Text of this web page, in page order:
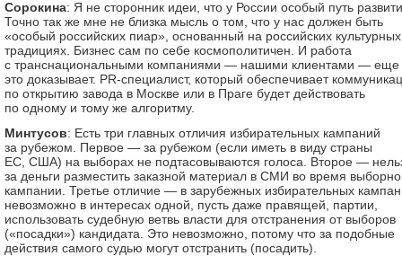
Сорокина: Я не сторонник идеи, что у России особый путь
Точно так же мне не близка мысль о том, что у нас должен быть
«особый российских пиар», основанный на российских культурных
традициях. Бизнес сам по себе космополитичен. И работа
с транснациональными компаниями — нашими клиентами — еще
это доказывает. PR-специалист, который обеспечивает
по открытию завода в Москве или в Праге будет действовать
по одному и тому же алгоритму.
Минтусов: Есть три главных отличия избирательных кампаний
за рубежом. Первое — за рубежом (если иметь в виду страны
ЕС, США) на выборах не подтасовываются голоса. Второе —
за деньги разместить заказной материал в СМИ во время
кампании. Третье отличие — в зарубежных избирательных
невозможно в интересах одной, пусть даже правящей, партии,
использовать судебную ветвь власти для отстранения от выборов
(«посадки») кандидата. Это невозможно, потому что за подобные
действия самого судью могут отстранить (посадить).